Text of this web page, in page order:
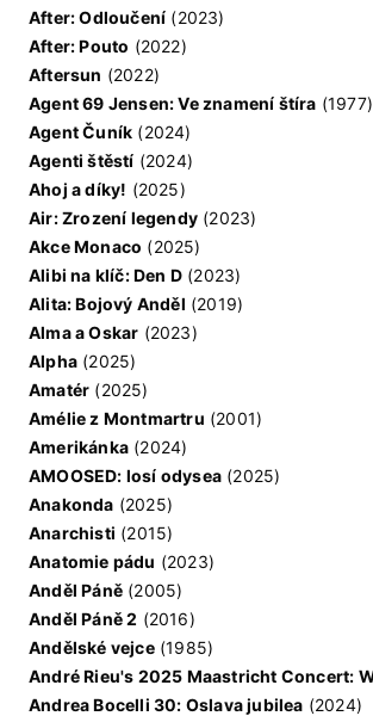
After: Odloučení (2023)
After: Pouto (2022)
Aftersun (2022)
Agent 69 Jensen: Ve znamení štíra (1977)
Agent Čuník (2024)
Agenti štěstí (2024)
Ahoj a díky! (2025)
Air: Zrození legendy (2023)
Akce Monaco (2025)
Alibi na klíč: Den D (2023)
Alita: Bojový Anděl (2019)
Alma a Oskar (2023)
Alpha (2025)
Amatér (2025)
Amélie z Montmartru (2001)
Amerikánka (2024)
AMOOSED: losí odysea (2025)
Anakonda (2025)
Anarchisti (2015)
Anatomie pádu (2023)
Anděl Páně (2005)
Anděl Páně 2 (2016)
Andělské vejce(1985)
Andrea Bocelli 30: Oslava jubilea (2024)